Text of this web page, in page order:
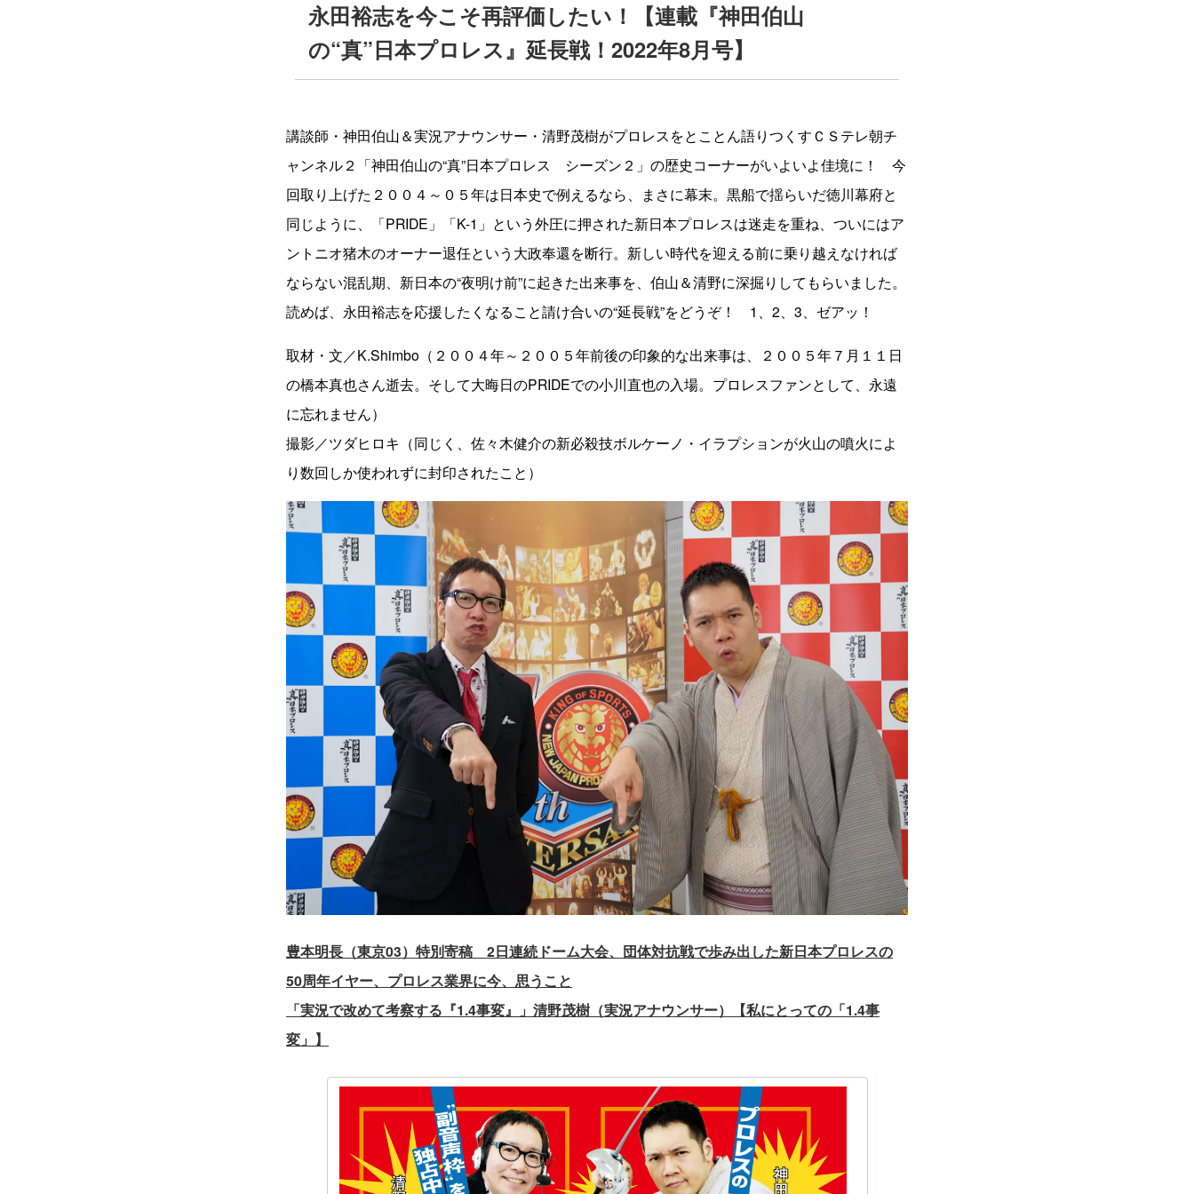
永田裕志を今こそ再評価したい！【連載『神田伯山
の“真”日本プロレス』延長戦！2022年8月号】
講談師・神田伯山＆実況アナウンサー・清野茂樹がプロレスをとことん語りつくすＣＳテレ朝チ
ャンネル２「神田伯山の“真”日本プロレス シーズン２」の歴史コーナーがいよいよ佳境に！ 今
回取り上げた２００４～０５年は日本史で例えるなら、まさに幕末。黒船で揺らいだ徳川幕府と
同じように、「PRIDE」「K-1」という外圧に押された新日本プロレスは迷走を重ね、ついにはア
ントニオ猪木のオーナー退任という大政奉還を断行。新しい時代を迎える前に乗り越えなければ
ならない混乱期、新日本の“夜明け前”に起きた出来事を、伯山＆清野に深掘りしてもらいました。
読めば、永田裕志を応援したくなること請け合いの“延長戦”をどうぞ！ 1、2、3、ゼアッ！
取材・文／K.Shimbo（２００４年～２００５年前後の印象的な出来事は、２００５年７月１１日
の橋本真也さん逝去。そして大晦日のPRIDEでの小川直也の入場。プロレスファンとして、永遠
に忘れません）
撮影／ツダヒロキ（同じく、佐々木健介の新必殺技ボルケーノ・イラプションが火山の噴火によ
り数回しか使われずに封印されたこと）
豊本明長（東京03）特別寄稿 2日連続ドーム大会、団体対抗戦で歩み出した新日本プロレスの
50周年イヤー、プロレス業界に今、思うこと
「実況で改めて考察する『1.4事変』」清野茂樹（実況アナウンサー）【私にとっての「1.4事
変」】